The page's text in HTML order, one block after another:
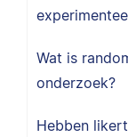
Wat is
onderzoek?
Hebben